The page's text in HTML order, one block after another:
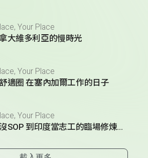
Your Place
大維多利亞的慢時光
Your Place
適圈 在塞內加爾工作的日子
Your Place
人生沒SOP 到印度當志工的臨場修煉術